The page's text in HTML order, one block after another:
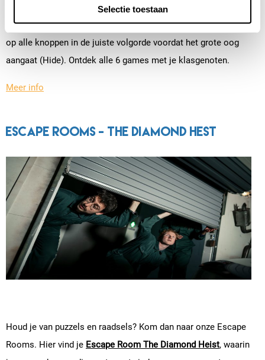
Selectie toestaan
tegels en ontwijk de rode (Jump). Ga naar de andere kant van
de kamer door de lasers zonder ze aan te raken (Dodge). Druk
op alle knoppen in de juiste volgorde voordat het grote oog
aangaat (Hide). Ontdek alle 6 games met je klasgenoten.
Meer info
Escape Rooms - The Diamond Hest
Houd je van puzzels en raadsels? Kom dan naar onze Escape
Rooms. Hier vind je Escape Room The Diamond Heist, waarin